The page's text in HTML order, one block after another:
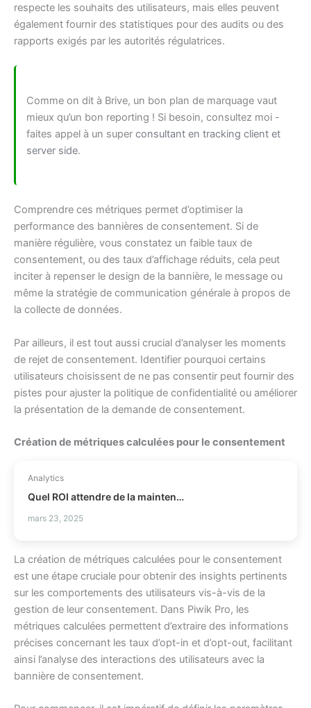
respecte les souhaits des utilisateurs, mais elles peuvent
également fournir des statistiques pour des audits ou des
rapports exigés par les autorités régulatrices.
Comme on dit à Brive, un bon plan de marquage vaut
mieux qu’un bon reporting ! Si besoin, consultez moi -
faites appel à un super consultant en tracking client et
server side.
Comprendre ces métriques permet d’optimiser la
performance des bannières de consentement. Si de
manière régulière, vous constatez un faible taux de
consentement, ou des taux d’affichage réduits, cela peut
inciter à repenser le design de la bannière, le message ou
même la stratégie de communication générale à propos de
la collecte de données.
Par ailleurs, il est tout aussi crucial d’analyser les moments
de rejet de consentement. Identifier pourquoi certains
utilisateurs choisissent de ne pas consentir peut fournir des
pistes pour ajuster la politique de confidentialité ou améliorer
la présentation de la demande de consentement.
Création de métriques calculées pour le consentement
Analytics
Quel ROI attendre de la maintenance prédictive ?
mars 23, 2025
La création de métriques calculées pour le consentement
est une étape cruciale pour obtenir des insights pertinents
sur les comportements des utilisateurs vis-à-vis de la
gestion de leur consentement. Dans Piwik Pro, les
métriques calculées permettent d’extraire des informations
précises concernant les taux d’opt-in et d’opt-out, facilitant
ainsi l’analyse des interactions des utilisateurs avec la
bannière de consentement.